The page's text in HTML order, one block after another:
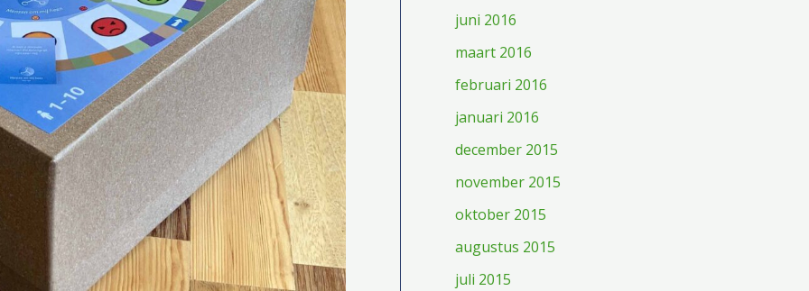
juni 2016
maart 2016
februari 2016
januari 2016
december 2015
november 2015
oktober 2015
augustus 2015
juli 2015